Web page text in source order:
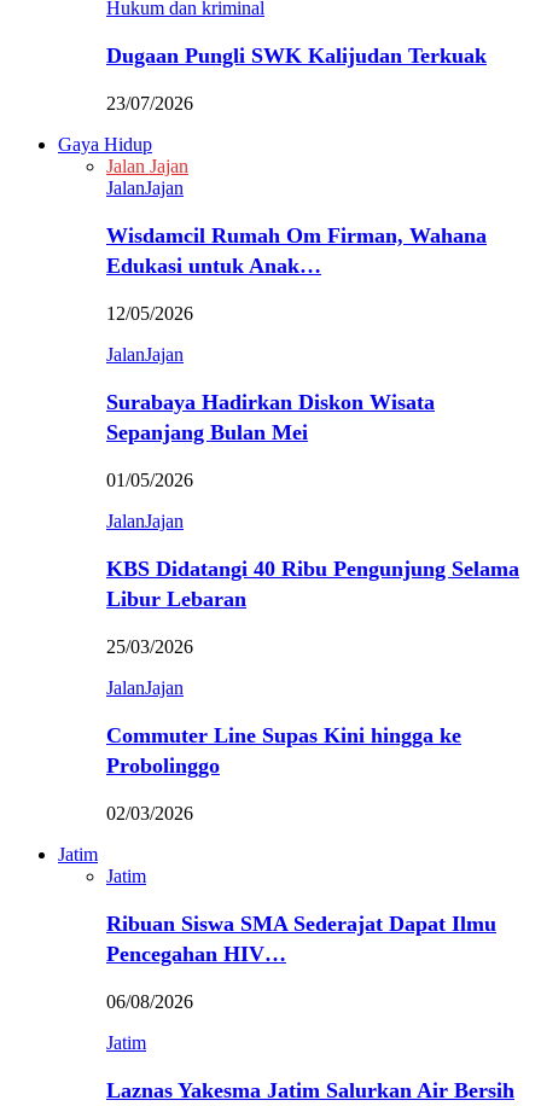
Hukum dan kriminal
Dugaan Pungli SWK Kalijudan Terkuak
23/07/2026
Gaya Hidup
Jalan Jajan
JalanJajan
Wisdamcil Rumah Om Firman, Wahana
Edukasi untuk Anak…
12/05/2026
JalanJajan
Surabaya Hadirkan Diskon Wisata
Sepanjang Bulan Mei
01/05/2026
JalanJajan
KBS Didatangi 40 Ribu Pengunjung Selama
Libur Lebaran
25/03/2026
JalanJajan
Commuter Line Supas Kini hingga ke
Probolinggo
02/03/2026
Jatim
Jatim
Ribuan Siswa SMA Sederajat Dapat Ilmu
Pencegahan HIV…
06/08/2026
Jatim
Laznas Yakesma Jatim Salurkan Air Bersih